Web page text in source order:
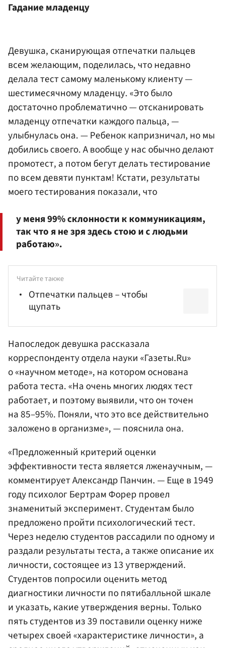
Гадание младенцу
Девушка, сканирующая отпечатки пальцев
всем желающим, поделилась, что недавно
делала тест самому маленькому клиенту —
шестимесячному младенцу. «Это было
достаточно проблематично — отсканировать
младенцу отпечатки каждого пальца, —
улыбнулась она. — Ребенок капризничал, но мы
добились своего. А вообще у нас обычно делают
промотест, а потом бегут делать тестирование
по всем девяти пунктам! Кстати, результаты
моего тестирования показали, что
у меня 99% склонности к коммуникациям,
так что я не зря здесь стою и с людьми
работаю».
Читайте также
Отпечатки пальцев – чтобы
щупать
Напоследок девушка рассказала
корреспонденту отдела науки «Газеты.Ru»
о «научном методе», на котором основана
работа теста. «На очень многих людях тест
работает, и поэтому выявили, что он точен
на 85–95%. Поняли, что это все действительно
заложено в организме», — пояснила она.
«Предложенный критерий оценки
эффективности теста является лженаучным, —
комментирует Александр Панчин. — Еще в 1949
году психолог Бертрам Форер провел
знаменитый эксперимент. Студентам было
предложено пройти психологический тест.
Через неделю студентов рассадили по одному и
раздали результаты теста, а также описание их
личности, состоящее из 13 утверждений.
Студентов попросили оценить метод
диагностики личности по пятибалльной шкале
и указать, какие утверждения верны. Только
пять студентов из 39 поставили оценку ниже
четырех своей «характеристике личности», а